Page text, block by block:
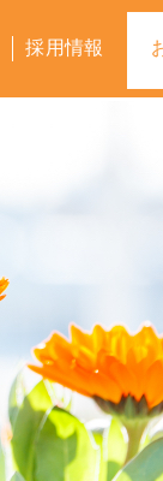
採用情報